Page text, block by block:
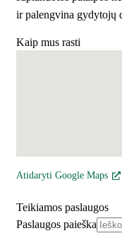
ir palengvina gydytojų
Kaip mus rasti
Atidaryti Google Maps
Teikiamos paslaugos
Paslaugos paieška